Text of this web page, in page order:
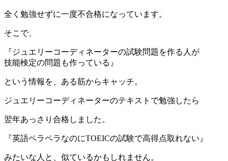
全く勉強せずに一度不合格になっています。
そこで、
『ジュエリーコーディネーターの試験問題を作る人が
技能検定の問題も作っている』
という情報を、ある筋からキャッチ。
ジュエリーコーディネーターのテキストで勉強したら
翌年あっさり合格しました。
『英語ペラペラなのにTOEICの試験で高得点取れない』
みたいな人と、似ているかもしれません。